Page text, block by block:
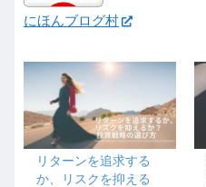
にほんブログ村
リターンを追求する
か、リスクを抑える